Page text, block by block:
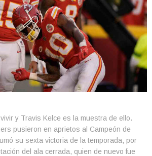
y Travis Kelce es la muestra de ello.
pusieron en aprietos al Campeón de
su sexta victoria de la temporada, por
del ala cerrada, quien de nuevo fue